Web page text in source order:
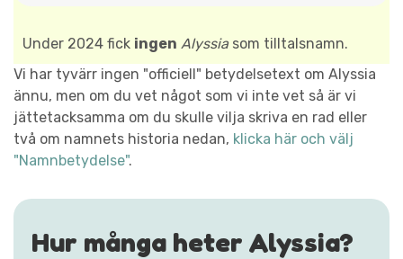
Under 2024 fick ingen Alyssiasom tilltalsnamn.
Vi har tyvärr ingen "officiell" betydelsetext om Alyssia
ännu, men om du vet något som vi inte vet så är vi
jättetacksamma om du skulle vilja skriva en rad eller
två om namnets historia nedan, klicka här och välj
"Namnbetydelse".
Hur många heter Alyssia?